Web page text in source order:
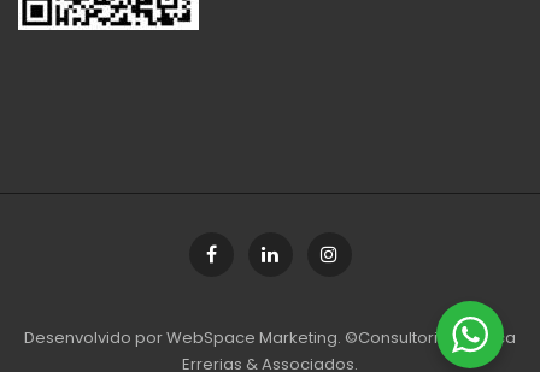
Desenvolvido porWebSpace Marketing. ©Consultoria Jurídica
Errerias & Associados.